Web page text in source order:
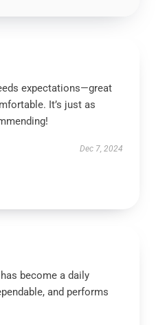
expectations—great
It’s just as
Dec 7, 2024
become a daily
and performs